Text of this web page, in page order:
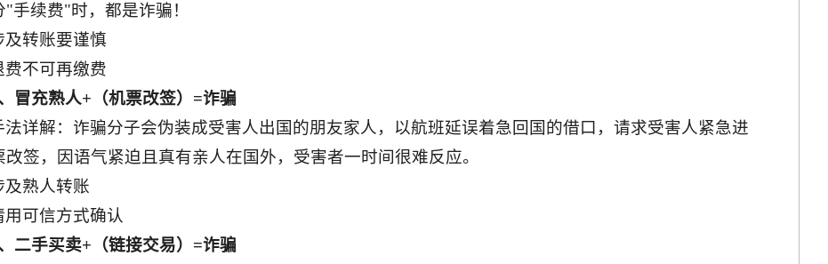
"手续费"时，都是诈骗！
及转账要谨慎
费不可再缴费
冒充熟人+（机票改签）=诈骗
法详解：诈骗分子会伪装成受害人出国的朋友家人，以航班延误着急回国的借口，请求受害人紧急进
改签，因语气紧迫且真有亲人在国外，受害者一时间很难反应。
及熟人转账
用可信方式确认
二手买卖+（链接交易）=诈骗